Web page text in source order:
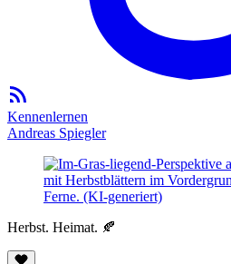
Kennenlernen
Andreas Spiegler
Herbst. Heimat. 🍂